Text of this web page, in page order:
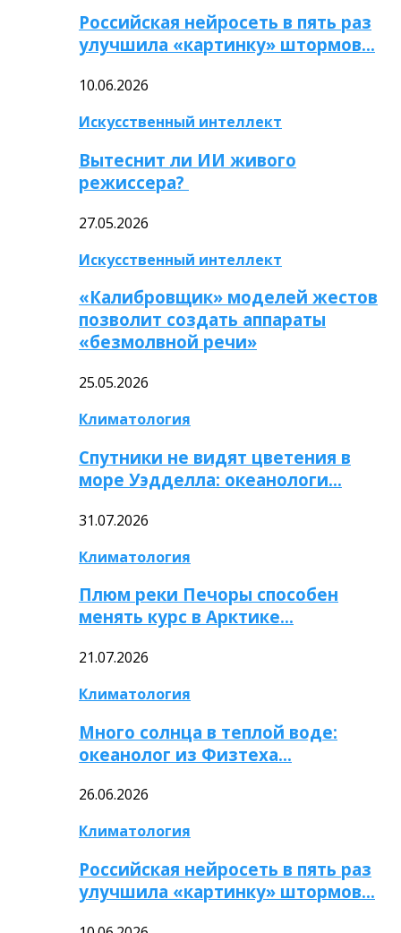
Российская нейросеть в пять раз
улучшила «картинку» штормов…
10.06.2026
Искусственный интеллект
Вытеснит ли ИИ живого
режиссера?
27.05.2026
Искусственный интеллект
«Калибровщик» моделей жестов
позволит создать аппараты
«безмолвной речи»
25.05.2026
Климатология
Спутники не видят цветения в
море Уэдделла: океанологи…
31.07.2026
Климатология
Плюм реки Печоры способен
менять курс в Арктике…
21.07.2026
Климатология
Много солнца в теплой воде:
океанолог из Физтеха…
26.06.2026
Климатология
Российская нейросеть в пять раз
улучшила «картинку» штормов…